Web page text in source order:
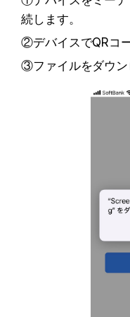
続します。
②デバイスでQRコ
③ファイルをダウン